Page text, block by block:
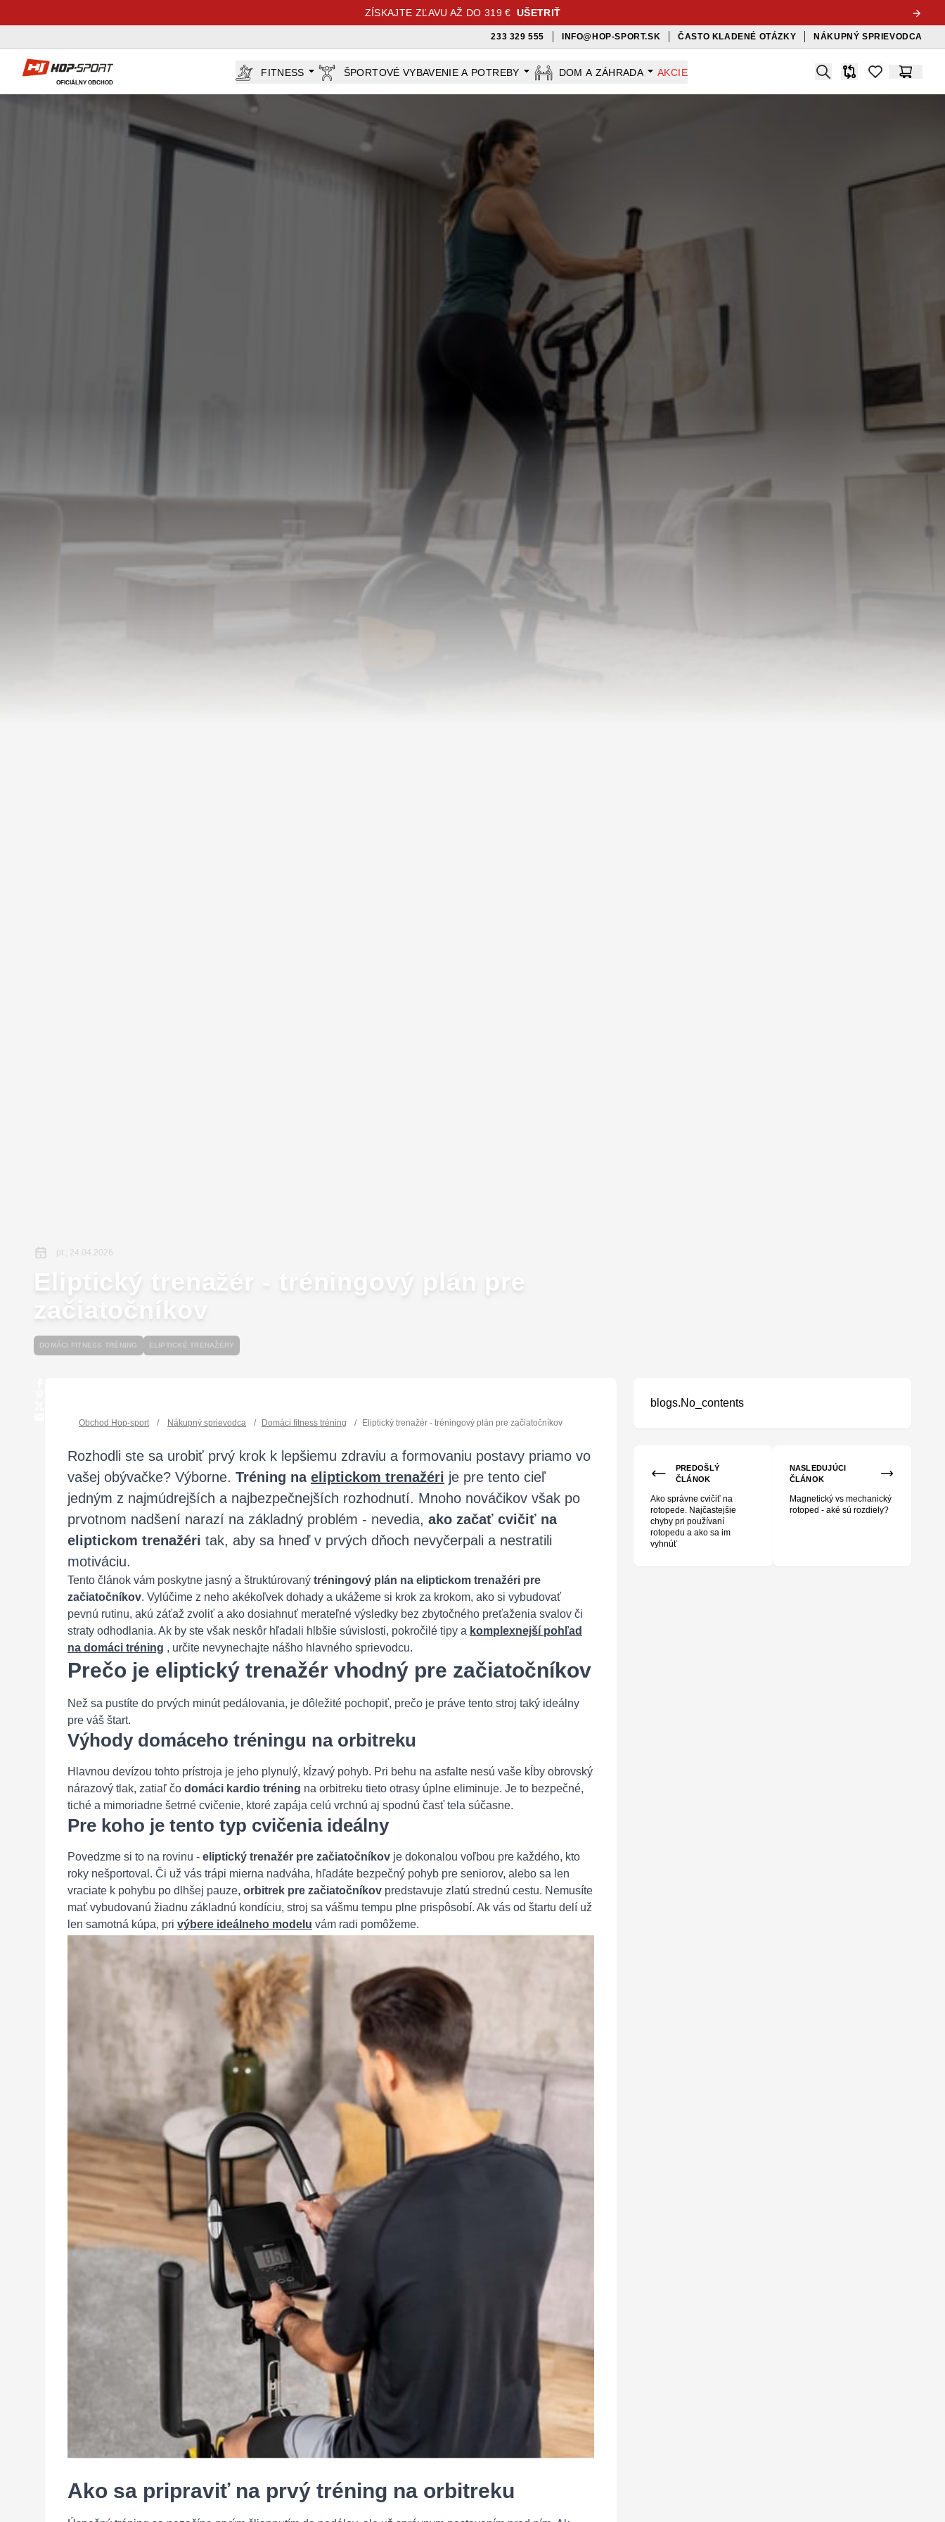
ZÍSKAJTE ZĽAVU AŽ DO 319 € UŠETRIŤ
233 329 555 INFO@HOP-SPORT.SK ČASTO KLADENÉ OTÁZKY NÁKUPNÝ SPRIEVODCA
Hop-Sport.sk
OFICIÁLNY OBCHOD
FITNESS ŠPORTOVÉ VYBAVENIE A POTREBY DOM A ZÁHRADA AKCIE Search
Porovnávač
items inKošík
pt., 24.04.2026
Eliptický trenažér - tréningový plán pre
začiatočníkov
DOMÁCI FITNESS TRÉNING ELIPTICKÉ TRENAŽÉRY
Obchod Hop-sport / Nákupný sprievodca / Domáci fitness tréning / Eliptický trenažér - tréningový plán pre začiatočníkov
Rozhodli ste sa urobiť prvý krok k lepšiemu zdraviu a formovaniu postavy priamo vo
vašej obývačke? Výborne. Tréning na eliptickom trenažéri je pre tento cieľ
jedným z najmúdrejších a najbezpečnejších rozhodnutí. Mnoho nováčikov však po
prvotnom nadšení narazí na základný problém - nevedia, ako začať cvičiť na
eliptickom trenažéri tak, aby sa hneď v prvých dňoch nevyčerpali a nestratili
motiváciu.
Tento článok vám poskytne jasný a štruktúrovaný tréningový plán na eliptickom trenažéri pre
začiatočníkov. Vylúčime z neho akékoľvek dohady a ukážeme si krok za krokom, ako si vybudovať
pevnú rutinu, akú záťaž zvoliť a ako dosiahnuť merateľné výsledky bez zbytočného preťaženia svalov či
straty odhodlania. Ak by ste však neskôr hľadali hlbšie súvislosti, pokročilé tipy a komplexnejší pohľad
na domáci tréning , určite nevynechajte nášho hlavného sprievodcu.
Prečo je eliptický trenažér vhodný pre začiatočníkov
Než sa pustíte do prvých minút pedálovania, je dôležité pochopiť, prečo je práve tento stroj taký ideálny
pre váš štart.
Výhody domáceho tréningu na orbitreku
Hlavnou devízou tohto prístroja je jeho plynulý, kĺzavý pohyb. Pri behu na asfalte nesú vaše kĺby obrovský
nárazový tlak, zatiaľ čo domáci kardio tréning na orbitreku tieto otrasy úplne eliminuje. Je to bezpečné,
tiché a mimoriadne šetrné cvičenie, ktoré zapája celú vrchnú aj spodnú časť tela súčasne.
Pre koho je tento typ cvičenia ideálny
Povedzme si to na rovinu - eliptický trenažér pre začiatočníkov je dokonalou voľbou pre každého, kto
roky nešportoval. Či už vás trápi mierna nadváha, hľadáte bezpečný pohyb pre seniorov, alebo sa len
vraciate k pohybu po dlhšej pauze, orbitrek pre začiatočníkov predstavuje zlatú strednú cestu. Nemusíte
mať vybudovanú žiadnu základnú kondíciu, stroj sa vášmu tempu plne prispôsobí. Ak vás od štartu delí už
len samotná kúpa, pri výbere ideálneho modelu vám radi pomôžeme.
Ako sa pripraviť na prvý tréning na orbitreku
blogs.No_contents
PREDOŠLÝ
ČLÁNOK
Ako správne cvičiť na
rotopede. Najčastejšie
chyby pri používaní
rotopedu a ako sa im
vyhnúť
NASLEDUJÚCI
ČLÁNOK
Magnetický vs mechanický
rotoped - aké sú rozdiely?